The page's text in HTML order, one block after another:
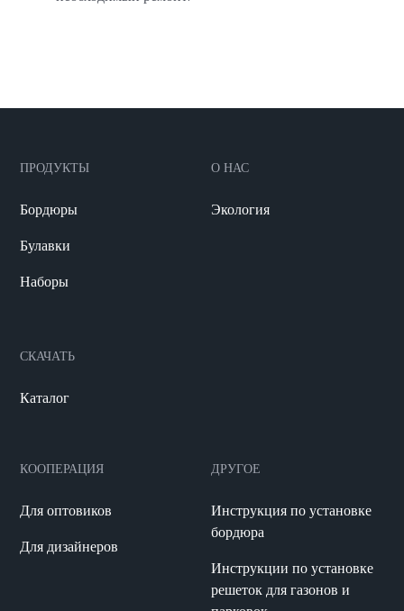
ПРОДУКТЫ
Бордюры
Булавки
Наборы
О НАС
Экология
СКАЧАТЬ
Каталог
КООПЕРАЦИЯ
Для оптовиков
Для дизайнеров
ДРУГОЕ
Инструкция по установке
бордюра
Инструкции по установке
решеток для газонов и